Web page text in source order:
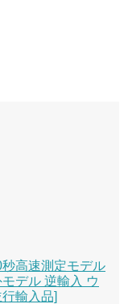
高速測定モデル
デル 逆輸入 ウ
輸入品]